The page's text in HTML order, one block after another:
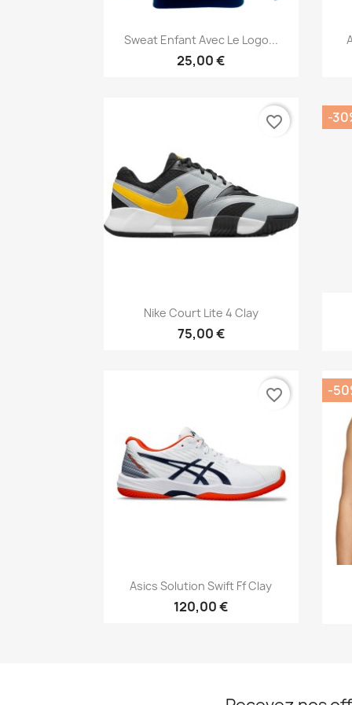
Aperçu rapide
Sweat Enfant Avec Le Logo...
25,00 €
Aperçu rapide
Nike Court Lite 4 Clay
75,00 €
favorite_border -
Aperçu rapide
Asics Solution Swift Ff Clay
120,00 €
favorite_border -